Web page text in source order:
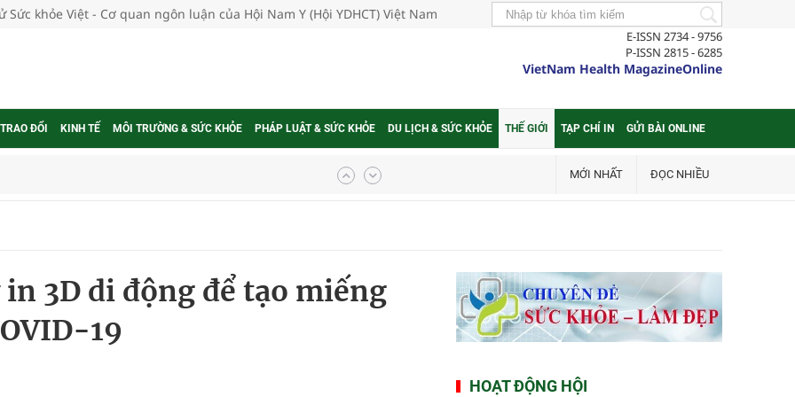
Sức khỏe Việt - Cơ quan ngôn luận của Hội Nam Y (Hội YDHCT) Việt Nam
E-ISSN 2734 - 9756
P-ISSN 2815 - 6285
VietNam Health MagazineOnline
ĐỔI KINH TẾ MÔI TRƯỜNG & SỨC KHỎE PHÁP LUẬT & SỨC KHỎE DU LỊCH & SỨC KHỎE THẾ GIỚI TẠP CHÍ IN GỬI BÀI ONLINE
ung thư
Của Các Loài Nhân Sâm (Panax Spp.): Tổng
quốc
mới của Việt Nam
hai cấp trong quản lý hoạt động nha khoa,
MỚI NHẤT ĐỌC NHIỀU
3D di động để tạo miếng
19
HOẠT ĐỘNG HỘI